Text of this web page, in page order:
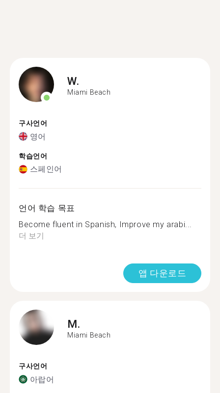
W.
Miami Beach
구사언어
영어
학습언어
스페인어
언어 학습 목표
Become fluent in Spanish, Improve my arabi...
더 보기
앱 다운로드
M.
Miami Beach
구사언어
아랍어